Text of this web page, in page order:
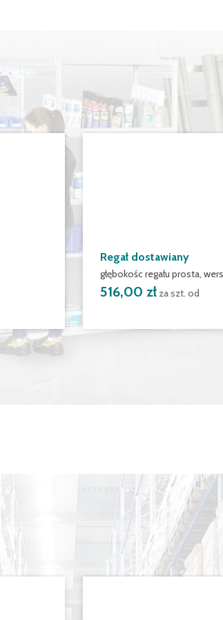
Regał dostawiany
głębokośc regału prosta,
516,00 złza szt. od